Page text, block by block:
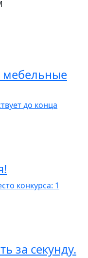
мебельные
до конца
конкурса: 1
за секунду.